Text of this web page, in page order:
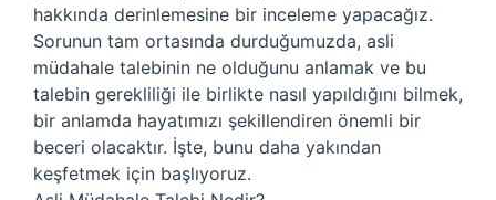
hakkında derinlemesine bir inceleme yapacağız.
Sorunun tam ortasında durduğumuzda, asli
müdahale talebinin ne olduğunu anlamak ve bu
talebin gerekliliği ile birlikte nasıl yapıldığını bilmek,
bir anlamda hayatımızı şekillendiren önemli bir
beceri olacaktır. İşte, bunu daha yakından
keşfetmek için başlıyoruz.